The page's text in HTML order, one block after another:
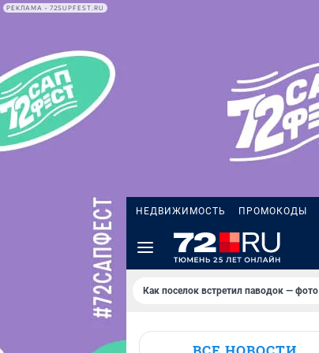
РЕКЛАМА • 72SUPFEST.RU
НЕДВИЖИМОСТЬ ПРОМОКОДЫ
Как поселок встретил паводок — фото